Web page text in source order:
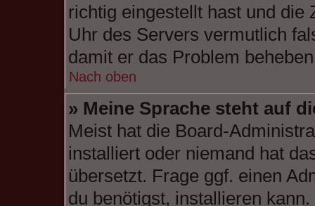
richtig eingestellt hast und die
Uhr des Servers vermutlich
damit er das Problem
Nach oben
» Meine Sprache steht auf
Meist hat die Board-
installiert oder niemand hat
übersetzt. Frage ggf. einen
du benötigst, installieren